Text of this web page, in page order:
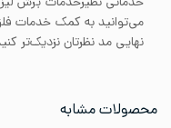
می‌توانید به کمک خدمات
نهایی مد نظرتان نزدیک‌تر
محصولات مشابه